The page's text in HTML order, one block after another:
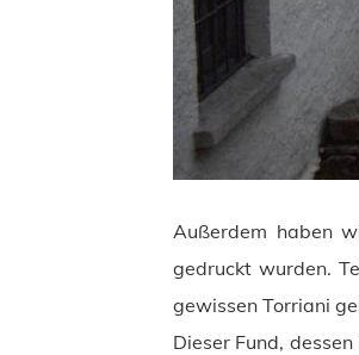
Außerdem haben
gedruckt wurden.
gewissen Torriani
Dieser Fund,